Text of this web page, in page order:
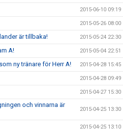
2015-06-10 09:19
2015-05-26 08:00
är tillbaka! 2015-05-24 22:30
A! 2015-05-04 22:51
ny tränare för Herr A! 2015-04-28 15:45
2015-04-28 09:49
2015-04-27 15:30
och vinnarna är
2015-04-25 13:30
2015-04-25 13:10